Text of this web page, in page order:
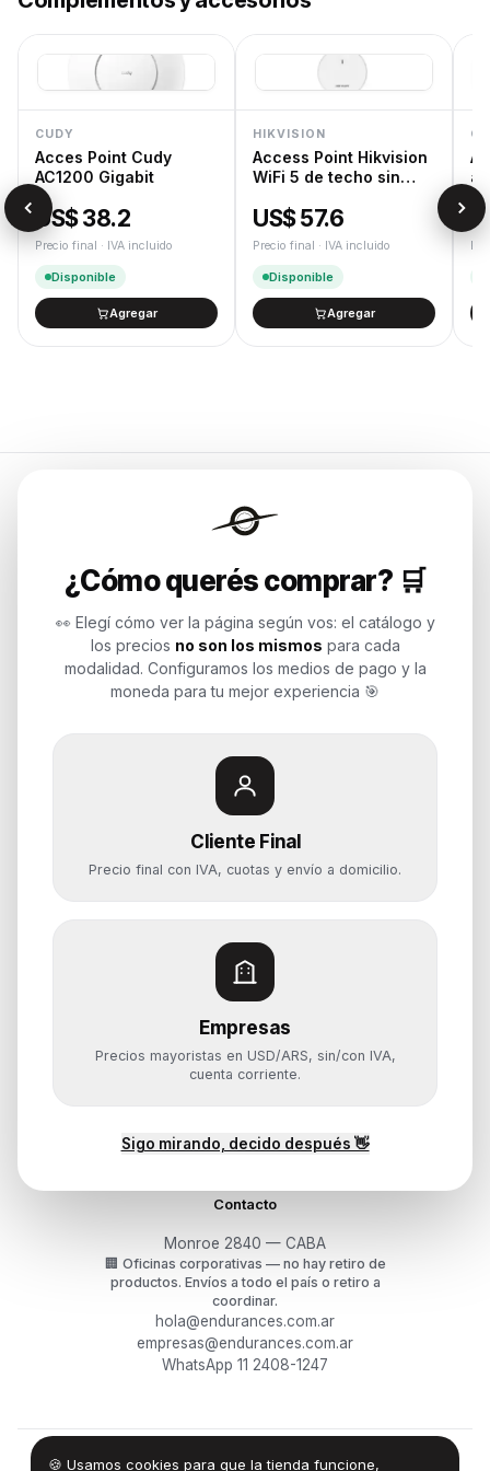
CUDY
Acces Point Cudy
AC1200 Gigabit
US$ 38.2
Precio final · IVA incluido
Disponible
Agregar
HIKVISION
Access Point Hikvision
WiFi 5 de techo sin
US$ 57.6
Precio final · IVA incluido
Disponible
Agregar
a
¿Cómo querés comprar? 🛒
👀 Elegí cómo ver la página según vos: el catálogo y
los precios no son los mismos para cada
modalidad. Configuramos los medios de pago y la
moneda para tu mejor experiencia 🎯
Cliente Final
Precio final con IVA, cuotas y envío a domicilio.
Empresas
Precios mayoristas en USD/ARS, sin/con IVA,
cuenta corriente.
Sigo mirando, decido después 👋
🍪 Usamos cookies para que la tienda funcione,
Endurances
Soluciones de tecnología para
Potenciamos tu mundo.
Time to work
Categorías
Notebooks
Computadoras y PCs
Componentes
Almacenamiento
Monitores y Pantallas
Ayuda
Mis pedidos
¿Cómo querés comprar?
Contacto
Monroe 2840 — CABA
🏢 Oficinas corporativas — no hay retiro de
productos. Envíos a todo el país o retiro a
coordinar.
hola@endurances.com.ar
empresas@endurances.com.ar
WhatsApp 11 2408-1247
© 2026Endurances Technology SA · CUIT 30-71861942-0